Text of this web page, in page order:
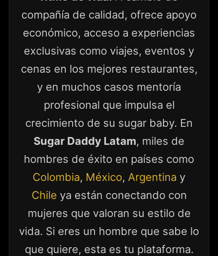
compañía de calidad, ofrece apoyo
económico, acceso a experiencias
exclusivas como viajes, eventos y
cenas en los mejores restaurantes,
y en muchos casos mentoría
profesional que impulsa el
crecimiento de su sugar baby. En
Sugar Daddy Latam, miles de
hombres de éxito en países como
Colombia, México, Argentina y
Chile ya están conectando con
mujeres que valoran su estilo de
vida. Si eres un hombre que sabe lo
que quiere, esta es tu plataforma.